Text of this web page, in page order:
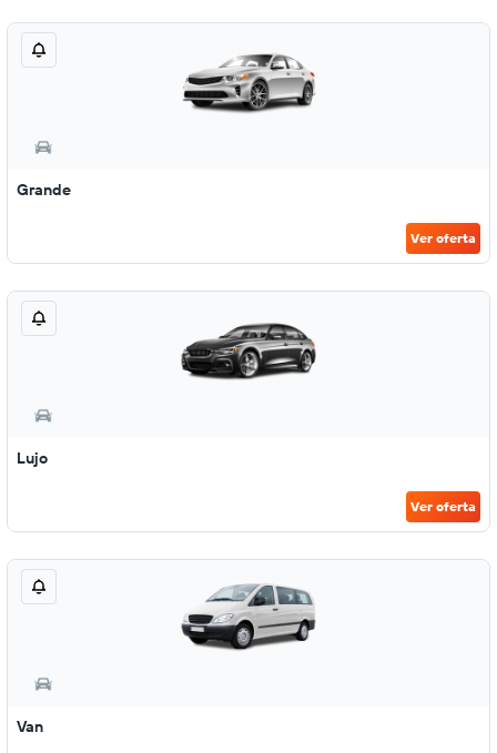
Grande
Ver oferta
Lujo
Ver oferta
Van